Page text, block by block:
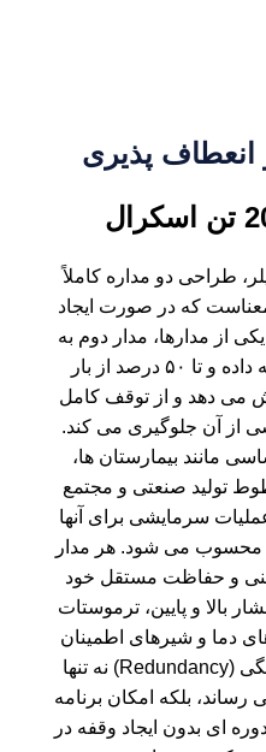
انعطاف پذیری
، طراحی دو مداره کاملاً
که در صورت ایجاد
از مدارها، مدار دوم به
طور کامل به کار خود ادامه داده و تا ۵۰ درصد از بار
می دهد و از توقف کامل
از آن جلوگیری می کند.
مانند بیمارستان ها،
تولید صنعتی و مجتمع
سرمایشی برای آنها
محسوب می شود. هر مدار
و حفاظت مستقل خود
بالا و پایین، ترموستات
دما و شیرهای اطمینان
می شود. این سطح از افزونگی (Redundancy) نه تنها
رساند، بلکه امکان برنامه
ای بدون ایجاد وقفه در